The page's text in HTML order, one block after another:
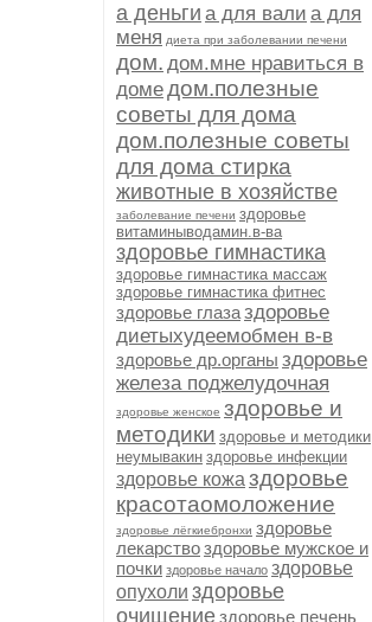
а деньги а для вали а для
меня диета при заболевании печени
дом. дом.мне нравиться в
домедом.полезные
советы для дома
дом.полезные советы
для дома стирка
животные в хозяйстве
заболевание печени здоровье
витаминыводамин.в-ва
здоровье гимнастика
здоровье гимнастика массаж
здоровье гимнастика фитнес
здоровье глазаздоровье
диетыхудеемобмен в-в
здоровье др.органы здоровье
железа поджелудочная
здоровье женское здоровье и
методики здоровье и методики
неумывакин здоровье инфекции
здоровье кожа здоровье
красотаомоложение
здоровье лёгкиебронхи здоровье
лекарствоздоровье мужское и
почки здоровье начало здоровье
опухоли здоровье
очищениездоровье печень